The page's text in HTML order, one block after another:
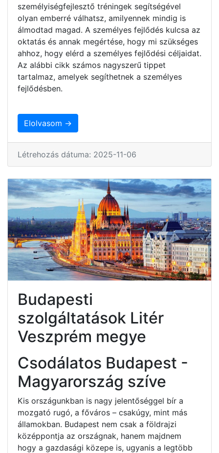
személyiségfejlesztő tréningek segítségével
olyan emberré válhatsz, amilyennek mindig is
álmodtad magad. A személyes fejlődés kulcsa az
oktatás és annak megértése, hogy mi szükséges
ahhoz, hogy elérd a személyes fejlődési céljaidat.
Az alábbi cikk számos nagyszerű tippet
tartalmaz, amelyek segíthetnek a személyes
fejlődésben.
Elolvasom →
Létrehozás dátuma: 2025-11-06
Budapesti
szolgáltatások Litér
Veszprém megye
Csodálatos Budapest -
Magyarország szíve
Kis országunkban is nagy jelentőséggel bír a
mozgató rugó, a főváros – csakúgy, mint más
államokban. Budapest nem csak a földrajzi
középpontja az országnak, hanem majdnem
hogy a gazdasági közepe is, ugyanis a legtöbb